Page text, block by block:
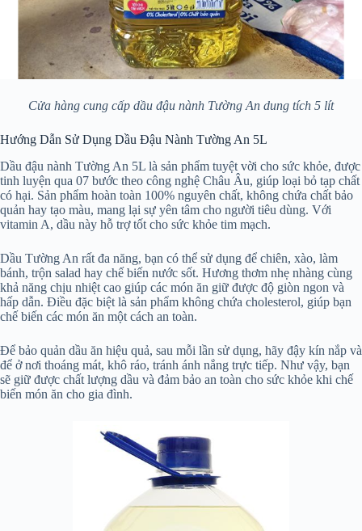
Cửa hàng cung cấp dầu đậu nành Tường An dung tích 5 lít
Hướng Dẫn Sử Dụng Dầu Đậu Nành Tường An 5L
Dầu đậu nành Tường An 5L là sản phẩm tuyệt vời cho sức khỏe, được
tinh luyện qua 07 bước theo công nghệ Châu Âu, giúp loại bỏ tạp chất
có hại. Sản phẩm hoàn toàn 100% nguyên chất, không chứa chất bảo
quản hay tạo màu, mang lại sự yên tâm cho người tiêu dùng. Với
vitamin A, dầu này hỗ trợ tốt cho sức khỏe tim mạch.
Dầu Tường An rất đa năng, bạn có thể sử dụng để chiên, xào, làm
bánh, trộn salad hay chế biến nước sốt. Hương thơm nhẹ nhàng cùng
khả năng chịu nhiệt cao giúp các món ăn giữ được độ giòn ngon và
hấp dẫn. Điều đặc biệt là sản phẩm không chứa cholesterol, giúp bạn
chế biến các món ăn một cách an toàn.
Để bảo quản dầu ăn hiệu quả, sau mỗi lần sử dụng, hãy đậy kín nắp và
để ở nơi thoáng mát, khô ráo, tránh ánh nắng trực tiếp. Như vậy, bạn
sẽ giữ được chất lượng dầu và đảm bảo an toàn cho sức khỏe khi chế
biến món ăn cho gia đình.